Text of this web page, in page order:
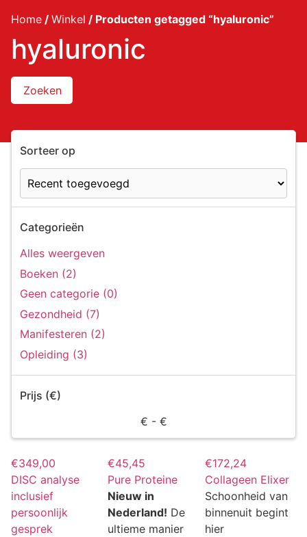
Home / Winkel / Producten getagged “hyaluronic”
hyaluronic
Zoeken
Sorteer op
Categorieën
Alles weergeven
Boeken (2)
Geen categorie (0)
Gezondheid (7)
Manifesteren (2)
Opleiding (3)
Prijs (€)
€ - €
€349,00
DISC analyse
inclusief
persoonlijk
gesprek
€45,45
Pure Proteine
Nieuw in
Nederland! De
ultieme manier
€172,24
Collageen Elixer
Schoonheid van
binnenuit begint
hier